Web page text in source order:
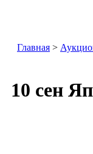
Главная >
10 сен